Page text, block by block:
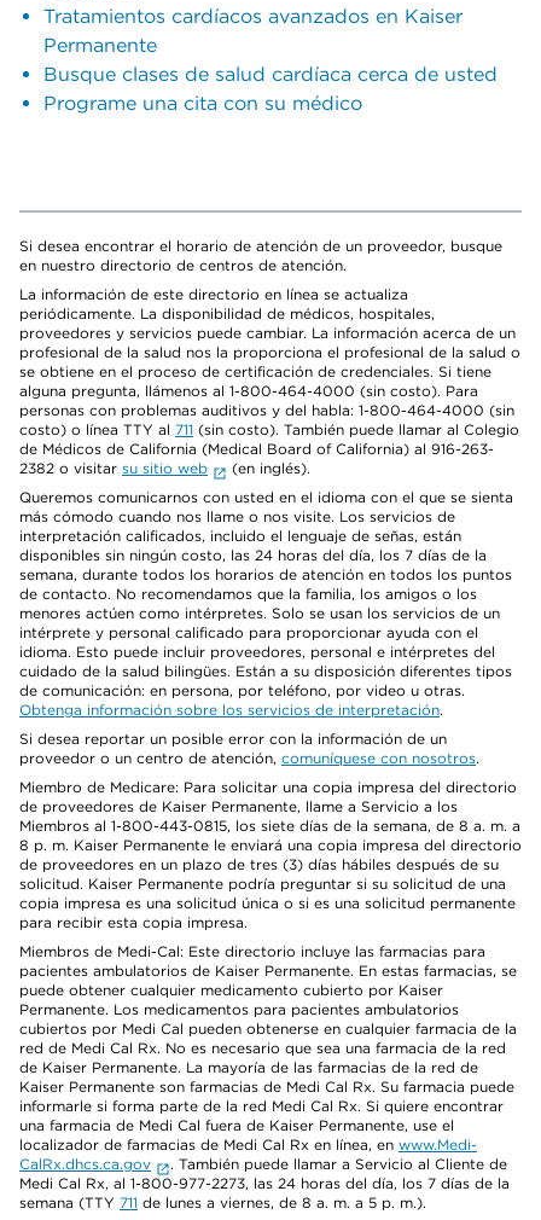
Tratamientos cardíacos avanzados en Kaiser
Permanente
Busque clases de salud cardíaca cerca de usted
Programe una cita con su médico
Si desea encontrar el horario de atención de un proveedor, busque
en nuestro directorio de centros de atención.
La información de este directorio en línea se actualiza
periódicamente. La disponibilidad de médicos, hospitales,
proveedores y servicios puede cambiar. La información acerca de un
profesional de la salud nos la proporciona el profesional de la salud o
se obtiene en el proceso de certificación de credenciales. Si tiene
alguna pregunta, llámenos al 1-800-464-4000 (sin costo). Para
personas con problemas auditivos y del habla: 1-800-464-4000 (sin
costo) o línea TTY al 711 (sin costo). También puede llamar al Colegio
de Médicos de California (Medical Board of California) al 916-263-
2382 o visitar su sitio web
(en inglés).
Queremos comunicarnos con usted en el idioma con el que se sienta
más cómodo cuando nos llame o nos visite. Los servicios de
interpretación calificados, incluido el lenguaje de señas, están
disponibles sin ningún costo, las 24 horas del día, los 7 días de la
semana, durante todos los horarios de atención en todos los puntos
de contacto. No recomendamos que la familia, los amigos o los
menores actúen como intérpretes. Solo se usan los servicios de un
intérprete y personal calificado para proporcionar ayuda con el
idioma. Esto puede incluir proveedores, personal e intérpretes del
cuidado de la salud bilingües. Están a su disposición diferentes tipos
de comunicación: en persona, por teléfono, por video u otras.
Obtenga información sobre los servicios de interpretación.
Si desea reportar un posible error con la información de un
proveedor o un centro de atención, comuníquese con nosotros.
Miembro de Medicare: Para solicitar una copia impresa del directorio
de proveedores de Kaiser Permanente, llame a Servicio a los
Miembros al 1-800-443-0815, los siete días de la semana, de 8 a. m. a
8 p. m. Kaiser Permanente le enviará una copia impresa del directorio
de proveedores en un plazo de tres (3) días hábiles después de su
solicitud. Kaiser Permanente podría preguntar si su solicitud de una
copia impresa es una solicitud única o si es una solicitud permanente
para recibir esta copia impresa.
Miembros de Medi-Cal: Este directorio incluye las farmacias para
pacientes ambulatorios de Kaiser Permanente. En estas farmacias, se
puede obtener cualquier medicamento cubierto por Kaiser
Permanente. Los medicamentos para pacientes ambulatorios
cubiertos por Medi Cal pueden obtenerse en cualquier farmacia de la
red de Medi Cal Rx. No es necesario que sea una farmacia de la red
de Kaiser Permanente. La mayoría de las farmacias de la red de
Kaiser Permanente son farmacias de Medi Cal Rx. Su farmacia puede
informarle si forma parte de la red Medi Cal Rx. Si quiere encontrar
una farmacia de Medi Cal fuera de Kaiser Permanente, use el
localizador de farmacias de Medi Cal Rx en línea, en www.Medi-
CalRx.dhcs.ca.gov
. También puede llamar a Servicio al Cliente de
Medi Cal Rx, al 1-800-977-2273, las 24 horas del día, los 7 días de la
semana (TTY 711 de lunes a viernes, de 8 a. m. a 5 p. m.).